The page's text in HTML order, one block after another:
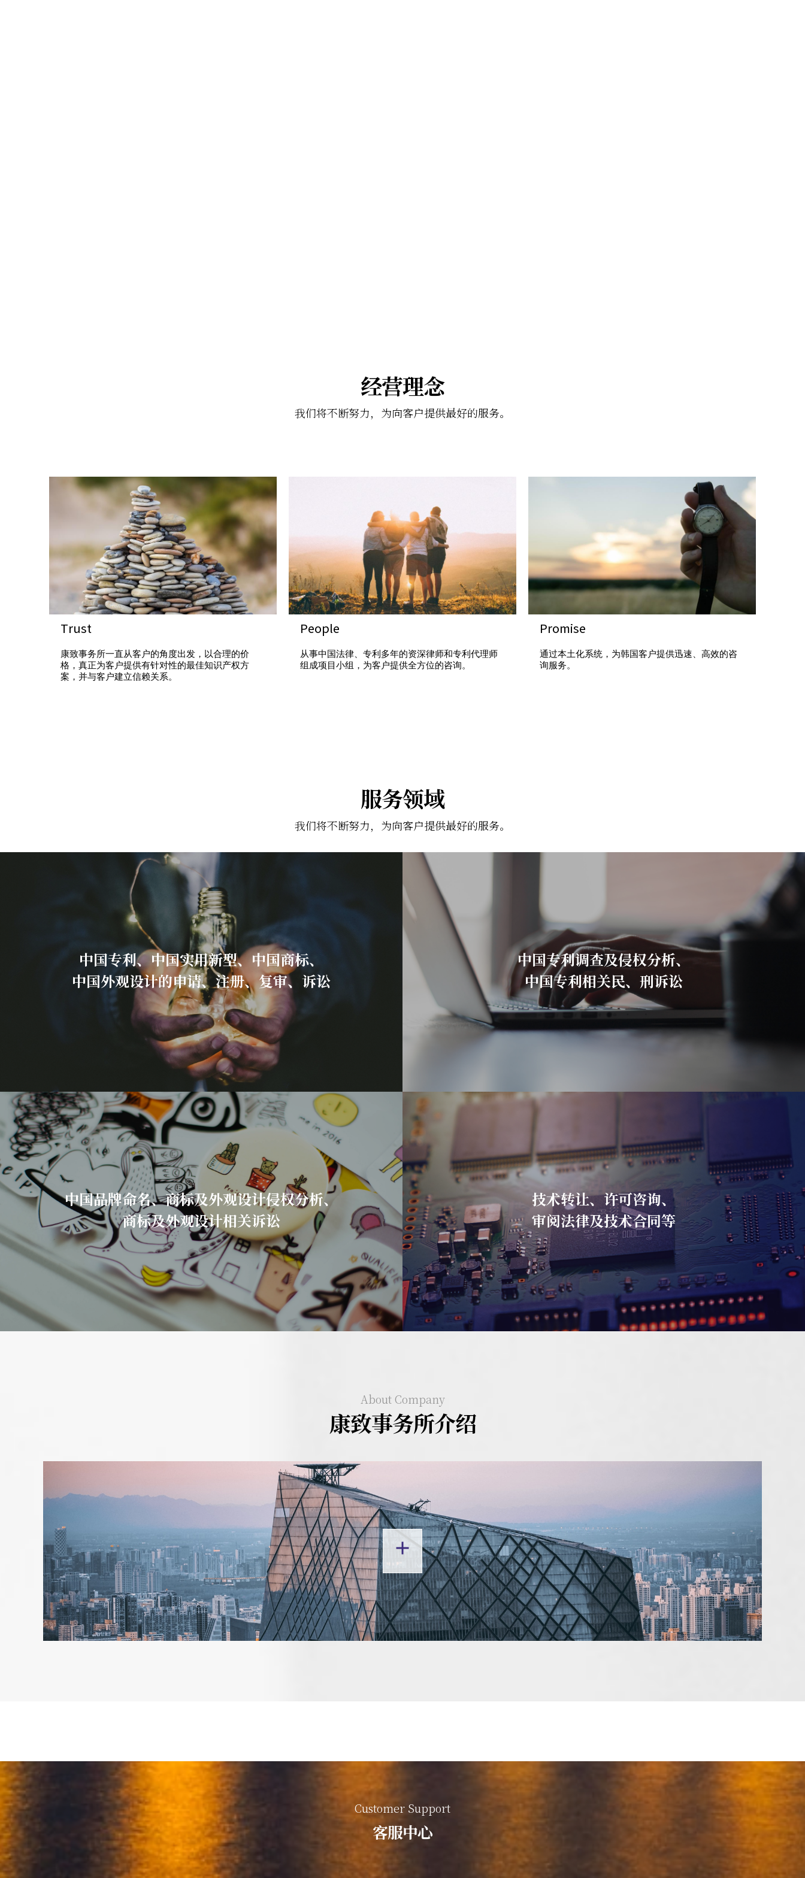
经营理念
我们将不断努力，为向客户提供最好的服务。
Trust
康致事务所一直从客户的角度出发，以合理的价
格，真正为客户提供有针对性的最佳知识产权方
案，并与客户建立信赖关系。
People
从事中国法律、专利多年的资深律师和专利代理师
组成项目小组，为客户提供全方位的咨询。
Promise
通过本土化系统，为韩国客户提供迅速、高效的咨
询服务。
服务领域
我们将不断努力，为向客户提供最好的服务。
中国专利、中国实用新型、中国商标、
中国外观设计的申请、注册、复审、诉讼
中国专利调查及侵权分析、
中国专利相关民、刑诉讼
中国品牌命名、商标及外观设计侵权分析、
商标及外观设计相关诉讼
技术转让、许可咨询、
审阅法律及技术合同等
About Company
康致事务所介绍
add
Customer Support
客服中心